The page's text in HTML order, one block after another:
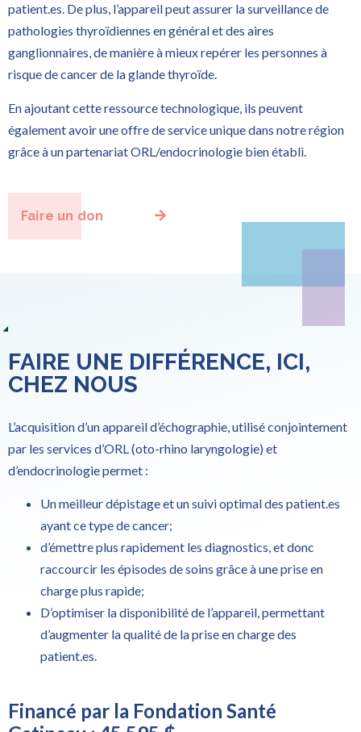
patient.es. De plus, l’appareil peut assurer la surveillance de
pathologies thyroïdiennes en général et des aires
ganglionnaires, de manière à mieux repérer les personnes à
risque de cancer de la glande thyroïde.
En ajoutant cette ressource technologique, ils peuvent
également avoir une offre de service unique dans notre région
grâce à un partenariat ORL/endocrinologie bien établi.
Faire un don
FAIRE UNE DIFFÉRENCE, ICI,
CHEZ NOUS
L’acquisition d’un appareil d’échographie, utilisé conjointement
par les services d’ORL (oto-rhino laryngologie) et
d’endocrinologie permet :
Un meilleur dépistage et un suivi optimal des patient.es
ayant ce type de cancer;
d’émettre plus rapidement les diagnostics, et donc
raccourcir les épisodes de soins grâce à une prise en
charge plus rapide;
D’optimiser la disponibilité de l’appareil, permettant
d’augmenter la qualité de la prise en charge des
patient.es.
Financé par la Fondation Santé